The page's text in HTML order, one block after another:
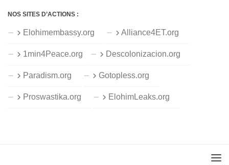
NOS SITES D’ACTIONS :
Elohimembassy.org Alliance4ET.org
1min4Peace.org Descolonizacion.org
Paradism.org Gotopless.org
Proswastika.org ElohimLeaks.org